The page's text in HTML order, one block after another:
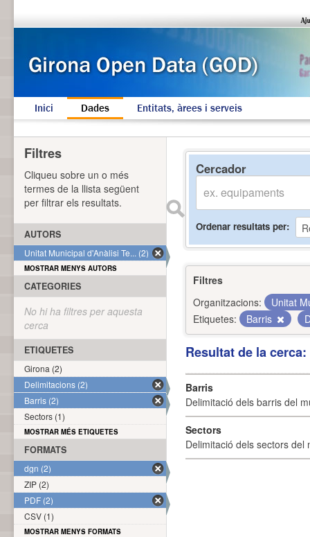
Inici Dades Entitats, àrees i serveis
Cercador
Ordenar resultats per
Filtres
Organitzacions:
Unitat
Etiquetes:
Barris
Resultat de la
Barris
Delimitació dels barris del
Sectors
Delimitació dels sectors del
Filtres
Cliqueu sobre un o més
termes de la llista següent
per filtrar els resultats.
AUTORS
Unitat Municipal d'Anàlisi Te... (2)
MOSTRAR MENYS AUTORS
CATEGORIES
No hi ha filtres per aquesta
cerca
ETIQUETES
Girona (2)
Delimitacions (2)
Barris (2)
Sectors (1)
MOSTRAR MÉS ETIQUETES
FORMATS
dgn (2)
ZIP (2)
PDF (2)
CSV (1)
MOSTRAR MENYS FORMATS